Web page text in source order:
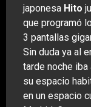
japonesa Hito
que programó
3 pantallas
Sin duda ya al
tarde noche iba
su espacio
en un espacio